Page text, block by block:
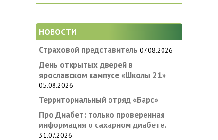
НОВОСТИ
Страховой представитель 07.08.2026
День открытых дверей в
ярославском кампусе «‎Школы 21»
05.08.2026
Территориальный отряд «Барс»
Про Диабет: только проверенная
информация о сахарном диабете.
31.07.2026